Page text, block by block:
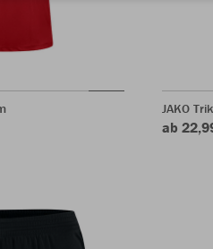
JAKO
ab